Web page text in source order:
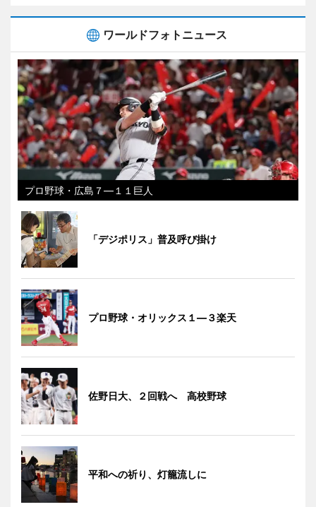
ワールドフォトニュース
プロ野球・広島７―１１巨人
「デジポリス」普及呼び掛け
プロ野球・オリックス１―３楽天
佐野日大、２回戦へ 高校野球
平和への祈り、灯籠流しに